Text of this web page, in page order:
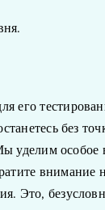
без
уделим
внимание
Это,